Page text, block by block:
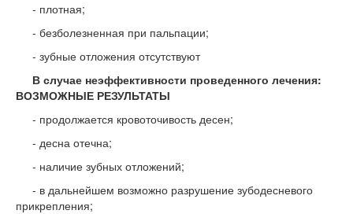
- плотная;
- безболезненная при пальпации;
- зубные отложения отсутствуют
В случае неэффективности проведенного лечения:
ВОЗМОЖНЫЕ РЕЗУЛЬТАТЫ
- продолжается кровоточивость десен;
- десна отечна;
- наличие зубных отложений;
- в дальнейшем возможно разрушение зубодесневого
прикрепления;